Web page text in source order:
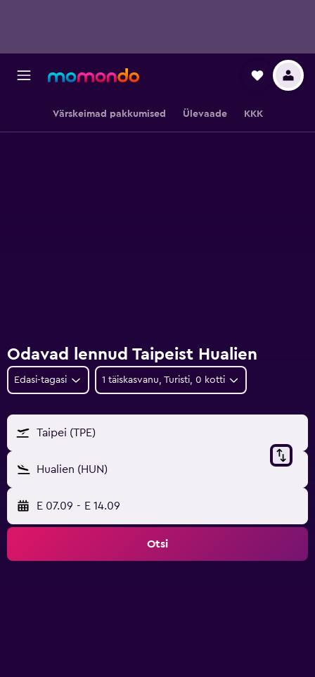
Värskeimad pakkumised Ülevaade KKK
Odavad lennud Taipeist Hualien
Edasi-tagasi 1 täiskasvanu, Turisti, 0 kotti
Taipei (TPE)
Hualien (HUN)
E 07.09 - E 14.09
Otsi